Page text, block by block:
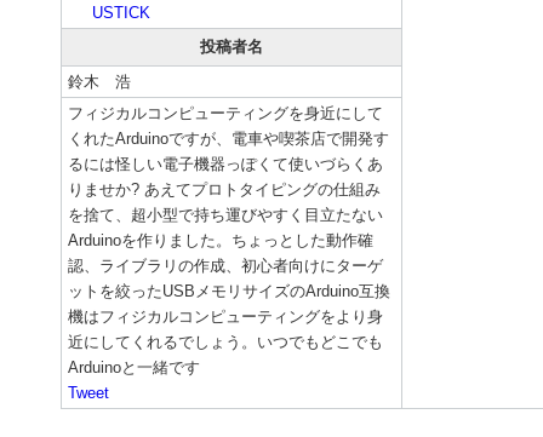
USTICK
投稿者名
鈴木 浩
フィジカルコンピューティングを身近にして
くれたArduinoですが、電車や喫茶店で開発す
るには怪しい電子機器っぽくて使いづらくあ
りませか? あえてプロトタイピングの仕組み
を捨て、超小型で持ち運びやすく目立たない
Arduinoを作りました。ちょっとした動作確
認、ライブラリの作成、初心者向けにターゲ
ットを絞ったUSBメモリサイズのArduino互換
機はフィジカルコンピューティングをより身
近にしてくれるでしょう。いつでもどこでも
Arduinoと一緒です
Tweet